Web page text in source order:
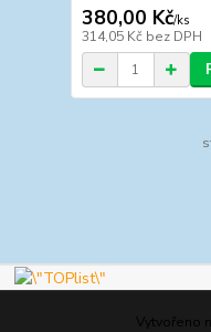
380,00 Kč/ks
314,05 Kč bez DPH
Vytvořeno